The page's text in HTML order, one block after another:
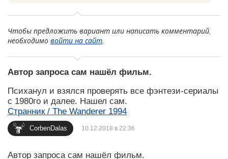
Чтобы предложить вариант или написать комментарий,
необходимо войти на сайт.
Автор запроса сам нашёл фильм.
Психанул и взялся проверять все фэнтези-сериалы
с 1980го и далее. Нашел сам.
Странник / The Wanderer 1994
CorbenDalas 10.12.2018 в 22:36
Автор запроса сам нашёл фильм.